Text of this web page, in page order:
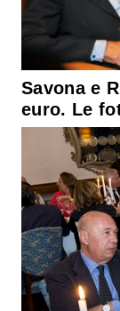
Savona e
euro. Le